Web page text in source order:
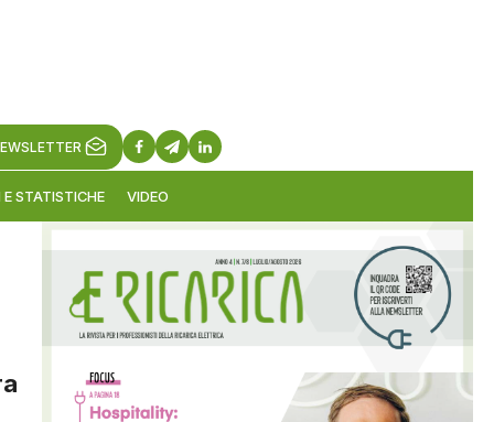
E STATISTICHE VIDEO